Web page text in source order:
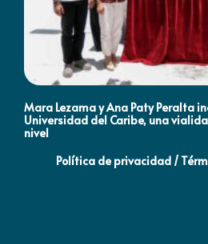
Mara Lezama y Ana Paty Peralta
Universidad del Caribe, una
nivel
Política de privacidad /